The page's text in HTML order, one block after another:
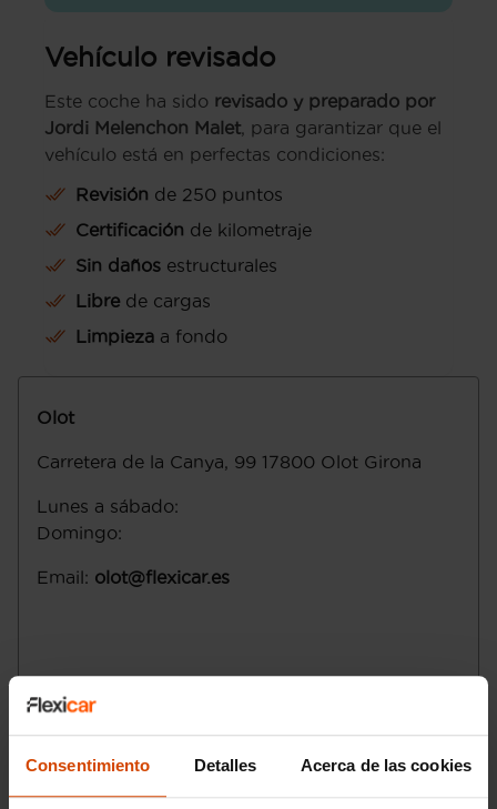
Consentimiento Detalles Acerca de las cookies
Vehículo revisado
Este coche ha sido revisado y preparado por
Jordi Melenchon Malet, para garantizar que el
vehículo está en perfectas condiciones:
Revisión de 250 puntos
Certificación de kilometraje
Sin daños estructurales
Libre de cargas
Limpieza a fondo
Olot
Carretera de la Canya, 99 17800 Olot Girona
Lunes a sábado:
Domingo:
Email: olot@flexicar.es